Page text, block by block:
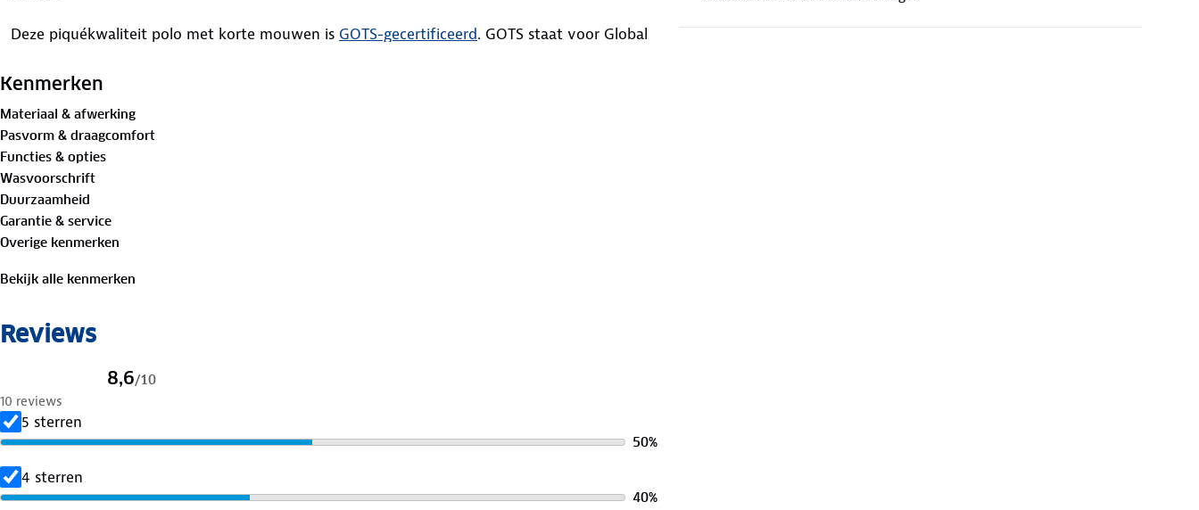
Deze piquékwaliteit polo met korte mouwen is GOTS-gecertificeerd. GOTS staat voor Global
laat je goed voor de dag komen.
Materiaal:
100%biologisch katoen
Is je kleding aan vervanging toe? Lever het in bij onze winkels. Wij geven er een nieuwe
bestemming aan.
Kenmerken
Materiaal & afwerking
Pasvorm & draagcomfort
Functies & opties
Wasvoorschrift
Duurzaamheid
Garantie & service
Overige kenmerken
Bekijk alle kenmerken
Reviews
8,6/10
10 reviews
5 sterren
50%
4 sterren
40%